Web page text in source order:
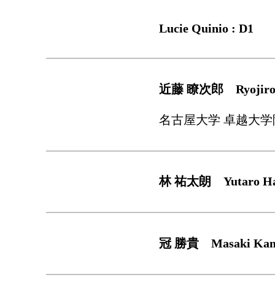
Lucie Quinio : D1
近藤 瞭次郎 Ryojiro
名古屋大学 卓越大
林 祐太朗 Yutaro
冠 勝貴 Masaki